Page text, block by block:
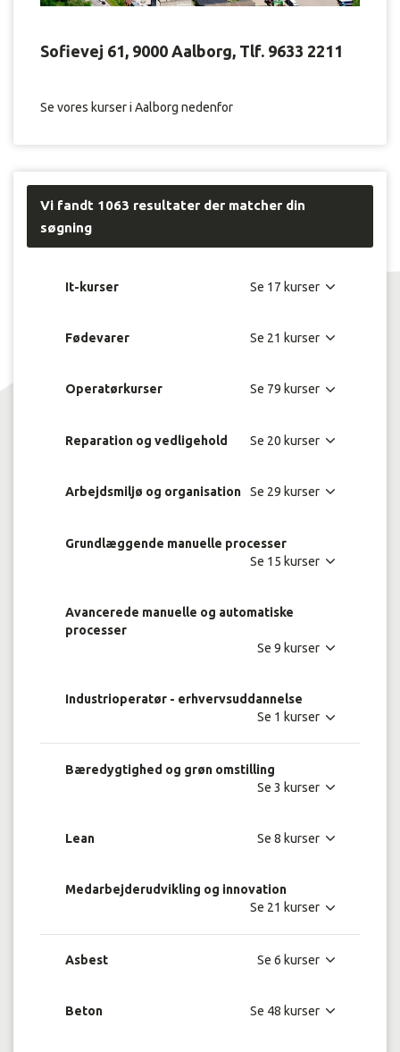
opdateres
siden,
indtastede
filtrering.
Sofievej 61, 9000 Aalborg, Tlf. 9633 2211
Se vores kurser i Aalborg nedenfor
Vi fandt 1063 resultater der matcher din
søgning
It-kurser
Fødevarer
Operatørkurser
Reparation og vedligehold
Arbejdsmiljø og organisation
Grundlæggende manuelle processer
Avancerede manuelle og automatiske
processer
Industrioperatør - erhvervsuddannelse
Bæredygtighed og grøn omstilling
Lean
Medarbejderudvikling og innovation
Asbest
Beton